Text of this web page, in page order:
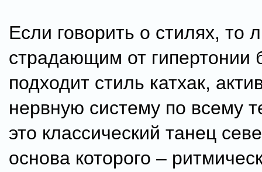
Если говорить о стилях, то
страдающим от гипертонии
подходит стиль катхак,
нервную систему по всему
это классический танец
основа которого –